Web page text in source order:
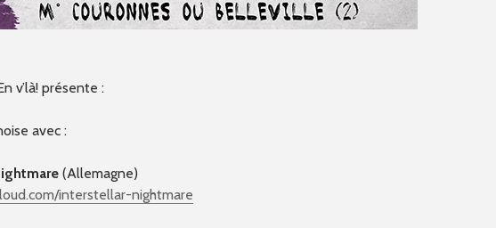
v’là! présente :
avec :
(Allemagne)
interstellar-nightmare